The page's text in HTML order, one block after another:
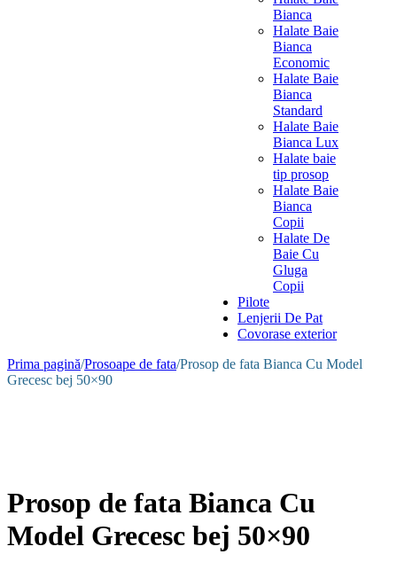
Bianca
Halate Baie
Bianca
Economic
Halate Baie
Bianca
Standard
Halate Baie
Bianca Lux
Halate baie
tip prosop
Halate Baie
Bianca
Copii
Halate De
Baie Cu
Gluga
Copii
Pilote
Lenjerii De Pat
Covorase exterior
Prima pagină/Prosoape de fata/Prosop de fata Bianca Cu Model
Grecesc bej 50×90
Prosop de fata Bianca Cu
Model Grecesc bej 50×90